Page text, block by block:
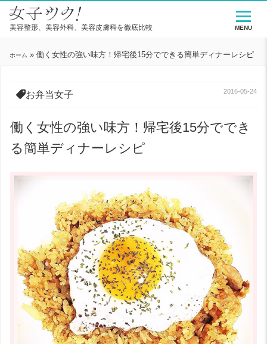
美容整形、美容外科、美容皮膚科を徹底比較
ホーム » 働く女性の強い味方！帰宅後15分でできる簡単ディナーレシピ
お弁当女子 2016-05-24
働く女性の強い味方！帰宅後15分ででき
る簡単ディナーレシピ
MENU